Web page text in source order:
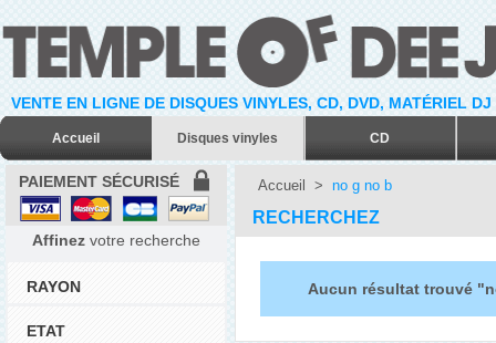
VENTE EN LIGNE DE DISQUES VINYLES, CD, DVD, MATÉRIEL
Accueil Disques vinyles CD
PAIEMENT SÉCURISÉ
Affinez votre recherche
RAYON
ETAT
Accueil > no g no b
RECHERCHEZ
Aucun résultat trouvé